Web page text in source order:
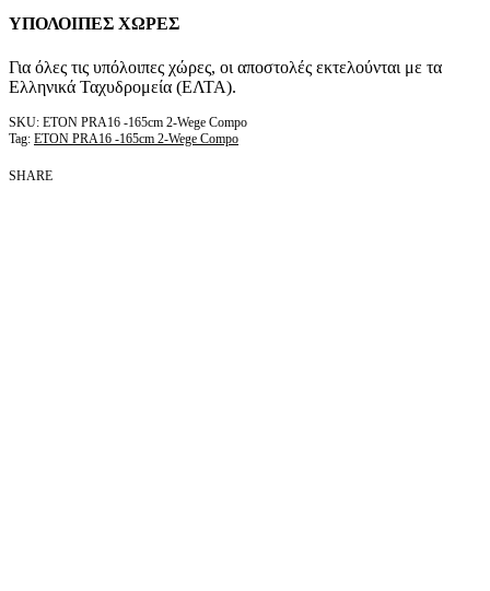
ΥΠΟΛΟΙΠΕΣ ΧΩΡΕΣ
Για όλες τις υπόλοιπες χώρες, οι αποστολές εκτελούνται με τα
Ελληνικά Ταχυδρομεία (ΕΛΤΑ).
ETON PRA16 -165cm 2-Wege Compo
Tag: ETON PRA16 -165cm 2-Wege Compo
SHARE